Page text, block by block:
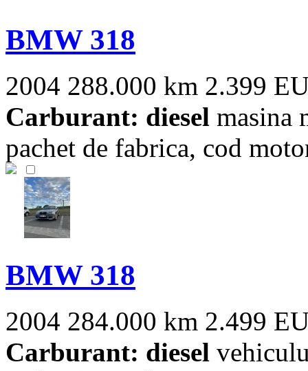
BMW 318
2004 288.000 km 2.399
Carburant: diesel masina
pachet de fabrica, cod
BMW 318
2004 284.000 km 2.499
Carburant: diesel